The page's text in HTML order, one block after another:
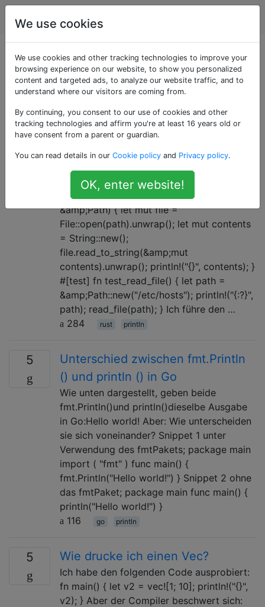
Programmierung
Als «println»
getaggte Fragen
4
Warum nicht drucken! in Rust Unit
Tests arbeiten?
Ich habe die folgende Methode und den
use std::fs::File; use std::path::Path; use
std::io::prelude::*; fn read_file(path:
&amp;Path) { let mut file =
File::open(path).unwrap(); let mut contents
= String::new();
file.read_to_string(&amp;mut
contents).unwrap(); println!("{}", contents); }
#[test] fn test_read_file() { let path =
&amp;Path::new("/etc/hosts"); println!("{:?}",
path); read_file(path); } Ich führe den …
284
rust println
5
Unterschied zwischen fmt.Println
() und println () in Go
Wie unten dargestellt, geben beide
fmt.Println()und println()dieselbe Ausgabe
in Go:Hello world! Aber: Wie unterscheiden
sie sich voneinander? Snippet 1 unter
Verwendung des fmtPakets; package main
import ( "fmt" ) func main() {
fmt.Println("Hello world!") } Snippet 2 ohne
das fmtPaket; package main func main() {
println("Hello world!") }
116
go println
5 Wie drucke ich einen Vec?
Ich habe den folgenden Code ausprobiert:
fn main() { let v2 = vec![1; 10]; println!("{}",
v2); } Aber der Compiler beschwert sich:
We use cookies
We use cookies and other tracking technologies to improve your
browsing experience on our website, to show you personalized
content and targeted ads, to analyze our website traffic, and to
understand where our visitors are coming from.
By continuing, you consent to our use of cookies and other
tracking technologies and affirm you're at least 16 years old or
have consent from a parent or guardian.
You can read details in our Cookie policy and Privacy policy.
OK, enter website!